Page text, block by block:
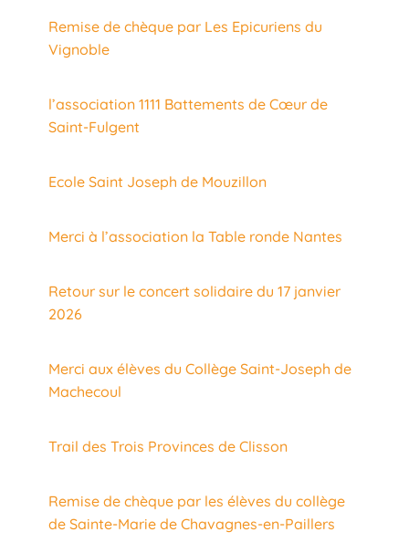
Remise de chèque par Les Epicuriens du
Vignoble
l’association 1111 Battements de Cœur de
Saint-Fulgent
Ecole Saint Joseph de Mouzillon
Merci à l’association la Table ronde Nantes
Retour sur le concert solidaire du 17 janvier
2026
Merci aux élèves du Collège Saint-Joseph de
Machecoul
Trail des Trois Provinces de Clisson
Remise de chèque par les élèves du collège
de Sainte-Marie de Chavagnes-en-Paillers